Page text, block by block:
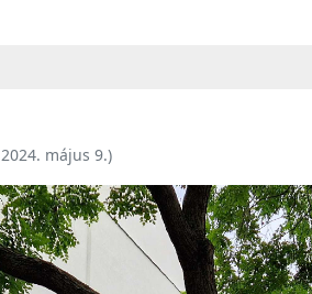
2024. május 9.)